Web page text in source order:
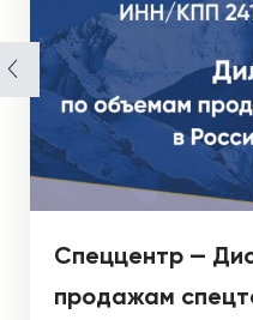
Спеццентр —
продажам